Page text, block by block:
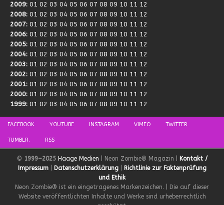
2009: 01 02 03 04 05 06 07 08 09 10 11 12
2008: 01 02 03 04 05 06 07 08 09 10 11 12
2007: 01 02 03 04 05 06 07 08 09 10 11 12
2006: 01 02 03 04 05 06 07 08 09 10 11 12
2005: 01 02 03 04 05 06 07 08 09 10 11 12
2004: 01 02 03 04 05 06 07 08 09 10 11 12
2003: 01 02 03 04 05 06 07 08 09 10 11 12
2002: 01 02 03 04 05 06 07 08 09 10 11 12
2001: 01 02 03 04 05 06 07 08 09 10 11 12
2000: 01 02 03 04 05 06 07 08 09 10 11 12
1999: 01 02 03 04 05 06 07 08 09 10 11 12
FACEBOOK YOUTUBE INSTAGRAM VIMEO TWITTER
TUMBLR. RSS
© 1999–2025 Haage Medien | Neon Zombie® Magazin |
Kontakt /
Impressum| Datenschutzerklärung|
Richtlinie zur Faktenprüfung
und Ethik
Neon Zombie® ist ein eingetragenes Markenzeichen. | Die auf dieser
Website veröffentlichten Inhalte und Werke sind urheberrechtlich